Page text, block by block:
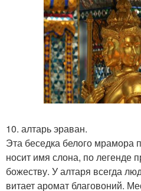
10. алтарь эраван.
Эта беседка белого мрамора
носит имя слона, по легенде
божеству. У алтаря всегда
витает аромат благовоний.